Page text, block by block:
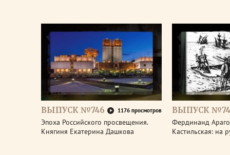
ВЫПУСК №746 1176 просмотров
Эпоха Российского просвещения.
Княгиня Екатерина Дашкова
ВЫПУСК
Фердинанд
Кастильская: на